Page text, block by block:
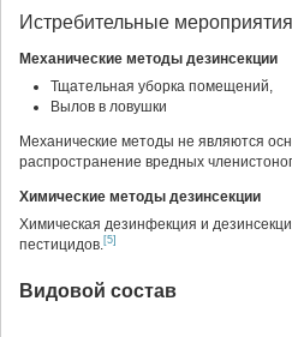
Истребительные мероприятия
Механические методы дезинсекции
Тщательная уборка помещений,
Вылов в ловушки
Механические методы не являются
распространение вредных
Химические методы дезинсекции
Химическая дезинфекция и
пестицидов.[5]
Видовой состав